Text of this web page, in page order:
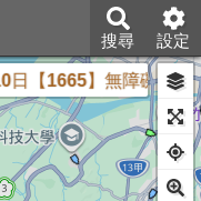
搜尋 設定
【1665】無障礙車車